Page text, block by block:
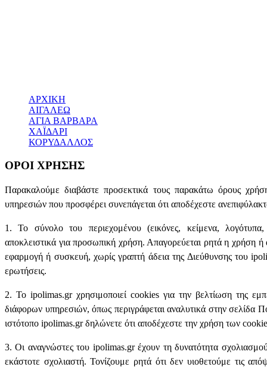
ΑΡΧΙΚΗ
ΑΙΓΑΛΕΩ
ΑΓΙΑ ΒΑΡΒΑΡΑ
ΧΑΪΔΑΡΙ
ΚΟΡΥΔΑΛΛΟΣ
ΟΡΟΙ ΧΡΗΣΗΣ
Παρακαλούμε διαβάστε προσεκτικά τους παρακάτω όρους
υπηρεσιών που προσφέρει συνεπάγεται ότι αποδέχεστε
1. Το σύνολο του περιεχομένου (εικόνες, κείμενα, λογότυπα,
αποκλειστικά για προσωπική χρήση. Απαγορεύεται ρητά η χρήση
εφαρμογή ή συσκευή, χωρίς γραπτή άδεια της Διεύθυνσης του
ερωτήσεις.
2. To ipolimas.gr χρησιμοποιεί cookies για την βελτίωση της
διάφορων υπηρεσιών, όπως περιγράφεται αναλυτικά στην σελίδα
ιστότοπο ipolimas.gr δηλώνετε ότι αποδέχεστε την χρήση των
3. Οι αναγνώστες του ipolimas.gr έχουν τη δυνατότητα
εκάστοτε σχολιαστή. Τονίζουμε ρητά ότι δεν υιοθετούμε τις